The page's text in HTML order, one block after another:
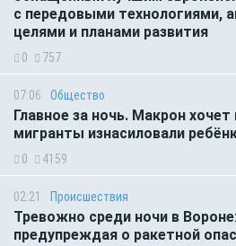
с передовыми технологиями,
целями и планами развития
0 757
07:06 Общество
Главное за ночь. Макрон
мигранты изнасиловали
0 4159
02:21 Происшествия
Тревожно среди ночи в
предупреждая о ракетной